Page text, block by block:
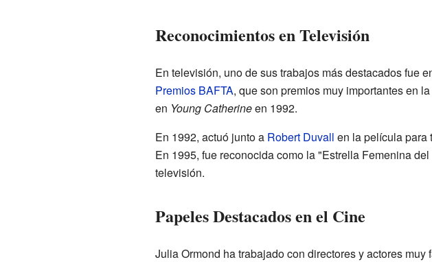
Reconocimientos en Televisión
En televisión, uno de sus trabajos más destacados fue
Premios BAFTA, que son premios muy importantes en
en Young Catherineen 1992.
En 1992, actuó junto a Robert Duvall en la película para
En 1995, fue reconocida como la "Estrella Femenina
televisión.
Papeles Destacados en el Cine
Julia Ormond ha trabajado con directores y actores